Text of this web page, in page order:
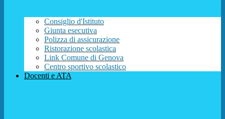
Consiglio d'Istituto
Giunta esecutiva
Polizza di assicurazione
Ristorazione scolastica
Link Comune di Genova
Centro sportivo scolastico
Docenti e ATA